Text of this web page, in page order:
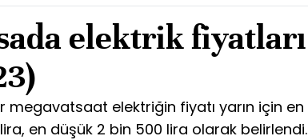
elektrik fiyatları
megavatsaat elektriğin fiyatı yarın için en
en düşük 2 bin 500 lira olarak belirlendi.